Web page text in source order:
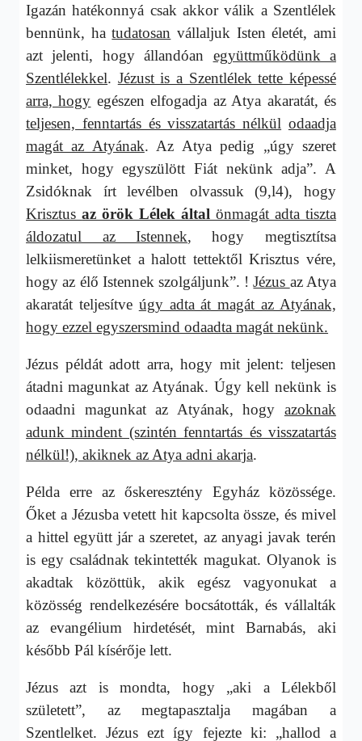
Igazán hatékonnyá csak akkor válik a Szentlélek
bennünk, hatudatosan vállaljuk Isten életét, ami
azt jelenti, hogy állandóan együttműködünk a
Szentlélekkel. Jézust is a Szentlélek tette képessé
arra, hogy egészen elfogadja az Atya akaratát, és
teljesen, fenntartás és visszatartás nélkül odaadja
magát az Atyának. Az Atya pedig „úgy szeret
minket, hogy egyszülött Fiát nekünk adja”. A
Zsidóknak írt levélben olvassuk (9,l4), hogy
Krisztusaz örök Lélek által önmagát adta tiszta
áldozatul az Istennek, hogy megtisztítsa
lelkiismeretünket a halott tettektől Krisztus vére,
hogy az élő Istennek szolgáljunk”. !Jézus az Atya
akaratát teljesítve úgy adta át magát az Atyának,
hogy ezzel egyszersmind odaadta magát nekünk.
Jézus példát adott arra, hogy mit jelent: teljesen
átadni magunkat az Atyának. Úgy kell nekünk is
odaadni magunkat az Atyának, hogy azoknak
adunk mindent (szintén fenntartás és visszatartás
nélkül!), akiknek az Atya adni akarja.
Példa erre az őskeresztény Egyház közössége.
Őket a Jézusba vetett hit kapcsolta össze, és mivel
a hittel együtt jár a szeretet, az anyagi javak terén
is egy családnak tekintették magukat. Olyanok is
akadtak közöttük, akik egész vagyonukat a
közösség rendelkezésére bocsátották, és vállalták
az evangélium hirdetését, mint Barnabás, aki
később Pál kísérője lett.
Jézus azt is mondta, hogy „aki a Lélekből
született”, az megtapasztalja magában a
Szentlelket. Jézus ezt így fejezte ki: „hallod a